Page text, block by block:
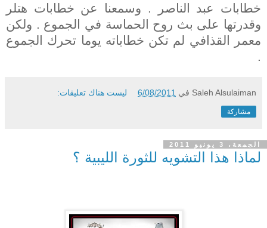
خطابات عبد الناصر . وسمعنا عن خطابات هتلر
وقدرتها على بث روح الحماسة في الجموع . ولكن
معمر القذافي لم تكن خطاباته يوما تحرك الجموع
.
Saleh Alsulaiman في 6/08/2011 ليست هناك تعليقات:
مشاركة
الجمعة، 3 يونيو 2011
لماذا هذا التشويه للثورة الليبية ؟